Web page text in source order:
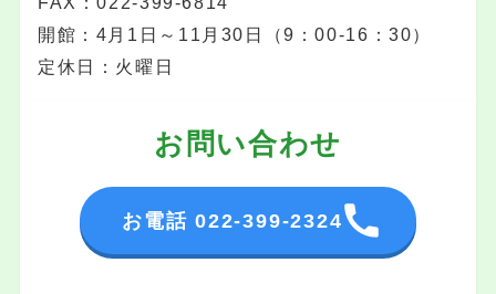
開館：4月1日～11月30日（9：00-16：30）
定休日：火曜日
お問い合わせ
お電話 022-399-2324